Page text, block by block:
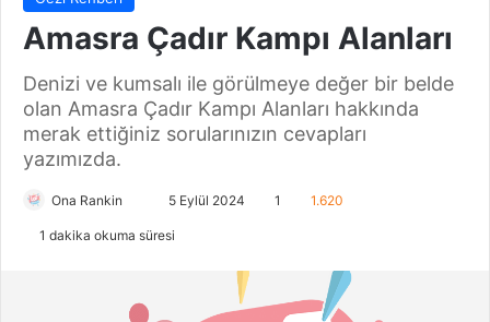
Amasra Çadır Kampı Alanları
Denizi ve kumsalı ile görülmeye değer bir belde
olan Amasra Çadır Kampı Alanları hakkında
merak ettiğiniz sorularınızın cevapları
yazımızda.
Ona Rankin
-
5 Eylül 2024 1 1.620
1 dakika okuma süresi